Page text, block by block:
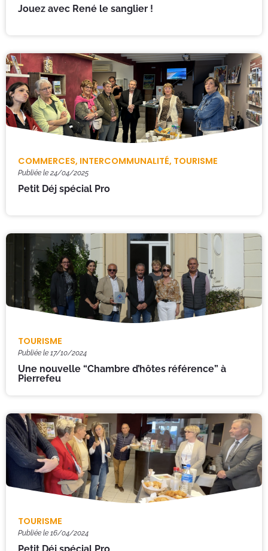
Jouez avec René le sanglier !
COMMERCES, INTERCOMMUNALITÉ, TOURISME
Publiée le 24/04/2025
Petit Déj spécial Pro
TOURISME
Publiée le 17/10/2024
Une nouvelle “Chambre d’hôtes référence” à
Pierrefeu
TOURISME
Publiée le 16/04/2024